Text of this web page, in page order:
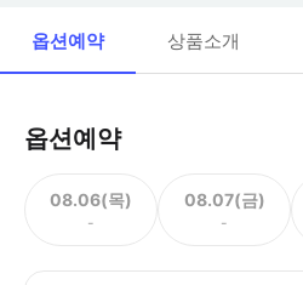
옵션예약 상품소개
옵션예약
08.06(목)
-
08.07(금)
-